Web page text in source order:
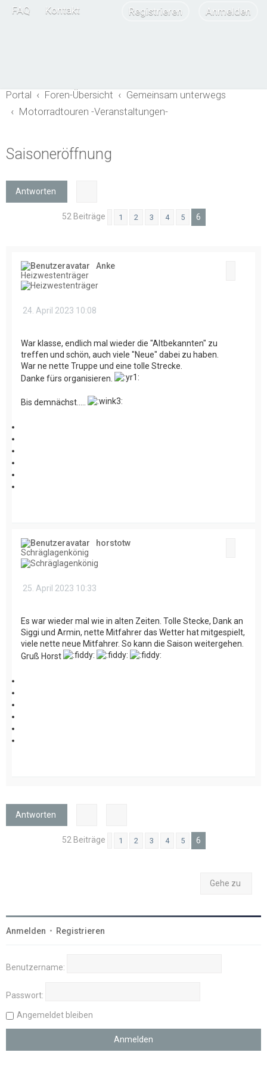
FAQ Kontakt Anmelden
Registrieren
Portal Foren-Übersicht
Gemeinsam unterwegs
Motorradtouren -Veranstaltungen-
Saisoneröffnung
Antworten
52 Beiträge Vorherige
1 2 3 4 5 6
Anke
Heizwestenträger
24. April 2023 10:08
War klasse, endlich mal wieder die "Altbekannten" zu
treffen und schön, auch viele "Neue" dabei zu haben.
War ne nette Truppe und eine tolle Strecke.
Danke fürs organisieren.
Bis demnächst.....
horstotw
Schräglagenkönig
25. April 2023 10:33
Es war wieder mal wie in alten Zeiten. Tolle Stecke, Dank an
Siggi und Armin, nette Mitfahrer das Wetter hat mitgespielt,
viele nette neue Mitfahrer. So kann die Saison weitergehen.
Gruß Horst
Antworten
52 Beiträge Vorherige
1 2 3 4 5 6
Gehe zu
Anmelden • Registrieren
Benutzername:
Passwort:
Angemeldet bleiben